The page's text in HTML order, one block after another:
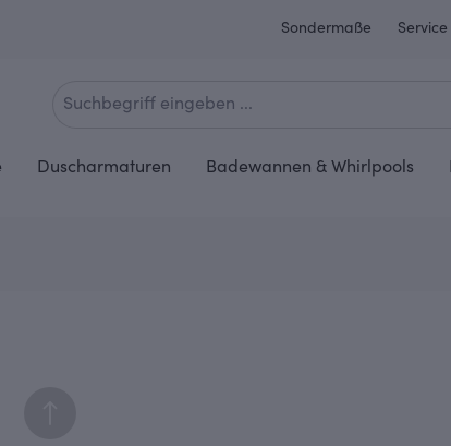
Sondermaße Service
Duscharmaturen Badewannen & Whirlpools